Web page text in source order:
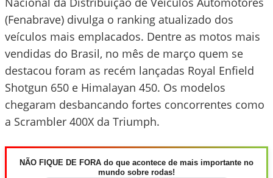
(Fenabrave) divulga o ranking atualizado dos
veículos mais emplacados. Dentre as motos mais
vendidas do Brasil, no mês de março quem se
destacou foram as recém lançadas Royal Enfield
Shotgun 650 e Himalayan 450. Os modelos
chegaram desbancando fortes concorrentes como
a Scrambler 400X da Triumph.
NÃO FIQUE DE FORA do que acontece de mais importante no
mundo sobre rodas!